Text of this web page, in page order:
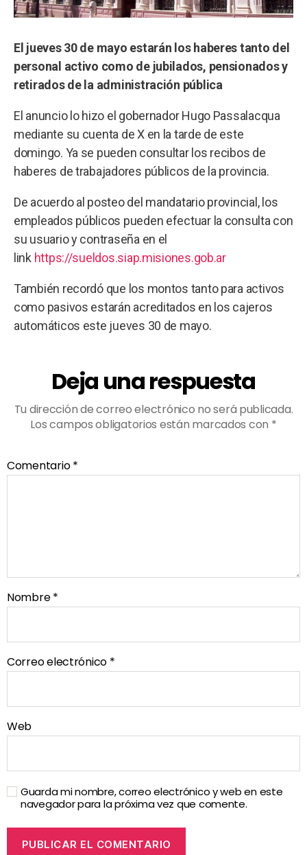
El jueves 30 de mayo estarán los haberes tanto del
personal activo como de jubilados, pensionados y
retirados de la administración pública
El anuncio lo hizo el gobernador Hugo Passalacqua
mediante su cuenta de X en la tarde de este
domingo. Ya se pueden consultar los recibos de
haberes de trabajadores públicos de la provincia.
De acuerdo al posteo del mandatario provincial, los
empleados públicos pueden efectuar la consulta con
su usuario y contraseña en el
link https://sueldos.siap.misiones.gob.ar
También recordó que los montos tanto para activos
como pasivos estarán acreditados en los cajeros
automáticos este jueves 30 de mayo.
Deja una respuesta
Tu dirección de correo electrónico no será publicada.
Los campos obligatorios están marcados con *
Comentario*
Nombre*
Correo electrónico *
Web
Guarda mi nombre, correo electrónico y web en este
navegador para la próxima vez que comente.